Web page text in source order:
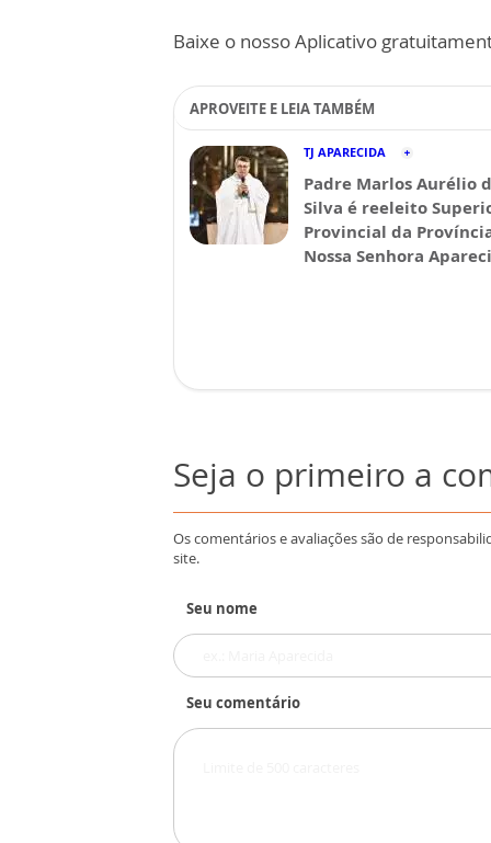
Baixe o nosso Aplicativo
APROVEITE E LEIA TAMBÉM
TJ APARECIDA
Padre Marlos Aurélio
Silva é reeleito
Provincial da
Nossa Senhora
Seja o primeiro a
Os comentários e avaliações são de
site.
Seu nome
Seu comentário